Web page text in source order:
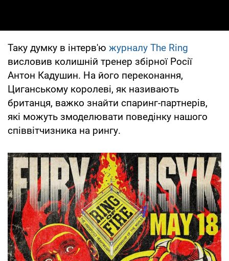
Таку думку в інтерв'ю журналу The Ring
висловив колишній тренер збірної Росії
Антон Кадушин. На його переконання,
Циганському королеві, як називають
британця, важко знайти спаринг-партнерів,
які можуть змоделювати поведінку нашого
співвітчизника на рингу.